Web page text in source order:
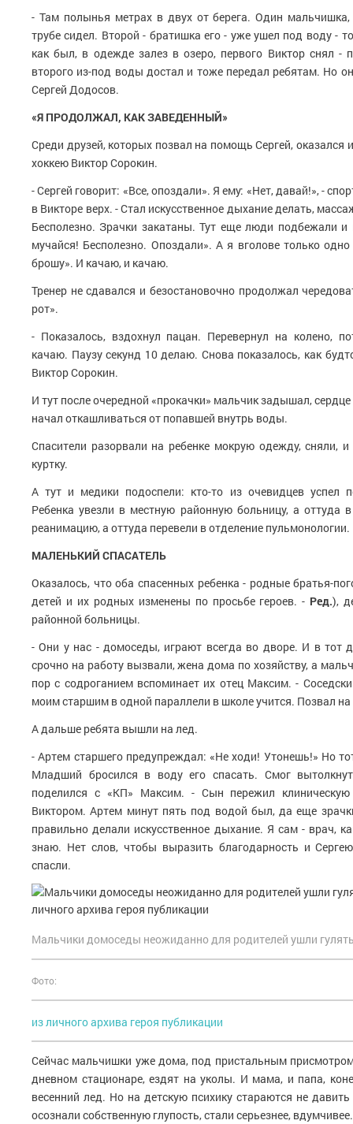
- Там полынья метрах в двух от берега. Один
трубе сидел. Второй - братишка его - уже ушел под воду -
как был, в одежде залез в озеро, первого Виктор снял -
второго из-под воды достал и тоже передал ребятам. Но
Сергей Додосов.
«Я ПРОДОЛЖАЛ, КАК ЗАВЕДЕННЫЙ»
Среди друзей, которых позвал на помощь Сергей, оказался
хоккею ВикторСорокин.
- Сергей говорит: «Все, опоздали». Я ему: «Нет, давай!», -
в Викторе верх. - Стал искусственное дыхание делать,
Бесполезно. Зрачки закатаны. Тут еще люди подбежали и
мучайся! Бесполезно. Опоздали». А я вголоветолько одно
брошу». И качаю, и качаю.
Тренер не сдавался и безостановочно продолжал
рот».
- Показалось, вздохнул пацан. Перевернул на колено,
качаю. Паузу секунд 10 делаю. Снова показалось, как
Виктор Сорокин.
И тут после очередной «прокачки» мальчик задышал,
начал откашливаться от попавшей внутрь воды.
Спасители разорвали на ребенке мокрую одежду, сняли,
куртку.
А тут и медики подоспели: кто-то из очевидцев успел
Ребенка увезли в местную районную больницу, а
реанимацию, а оттуда перевели в отделение пульмонологии.
МАЛЕНЬКИЙ СПАСАТЕЛЬ
Оказалось, что оба спасенных ребенка - родные братья-
детей и их родных изменены по просьбе героев. - Ред.),
районной больницы.
- Они у нас - домоседы, играют всегда во дворе. И в тот
срочно на работу вызвали, жена дома по хозяйству, а
пор с содроганием вспоминает их отец Максим. -
моим старшим в одной параллели в школе учится. Позвал
А дальше ребята вышли на лед.
- Артем старшего предупреждал: «Не ходи! Утонешь!» Но
Младший бросился в воду его спасать. Смог
поделился с «КП» Максим. - Сын пережил
Виктором. Артем минут пять под водой был, да еще
правильно делали искусственное дыхание. Я сам - врач,
знаю. Нет слов, чтобы выразить благодарность и
спасли.
Мальчики домоседы неожиданно для родителей ушли
Фото:
из личного архива героя публикации
Сейчас мальчишки уже дома, под пристальным
дневном стационаре, ездят на уколы. И мама, и папа,
весенний лед. Но на детскую психику стараются не
осознали собственную глупость, стали серьезнее, вдумчивее.